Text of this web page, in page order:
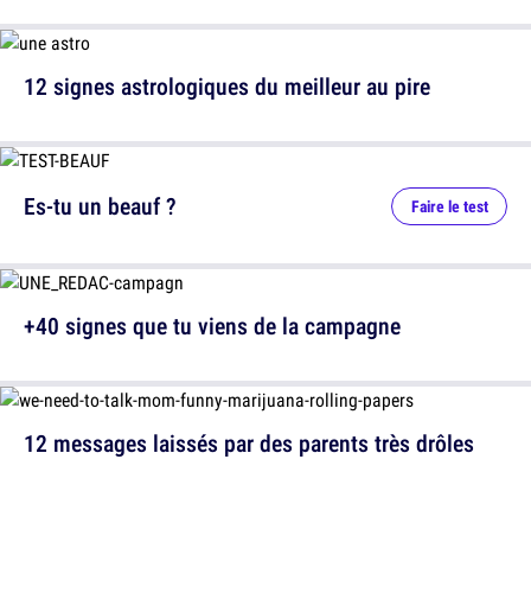
12 signes astrologiques du meilleur au pire
12 messages laissés par des parents très drôles
Es-tu un beauf ? Faire le test
+40 signes que tu viens de la campagne